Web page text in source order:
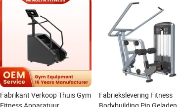
Fabrikant Verkoop Thuis Gym
Fabriekslevering Fitness